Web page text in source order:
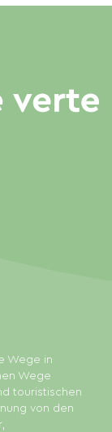
Wege in
Wege
touristischen
von den